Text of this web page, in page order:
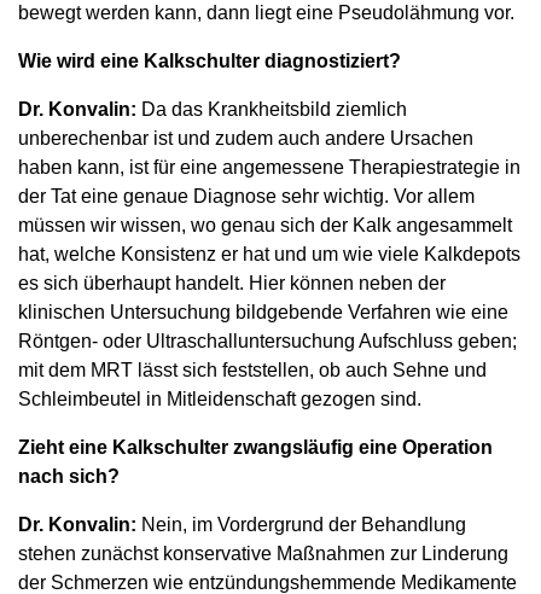
bewegt werden kann, dann liegt eine Pseudolähmung vor.
Wie wird eine Kalkschulter diagnostiziert?
Dr. Konvalin: Da das Krankheitsbild ziemlich
unberechenbar ist und zudem auch an­de­re Ursachen
haben kann, ist für eine angemessene Therapiestrategie in
der Tat eine genaue Diagnose sehr wichtig. Vor allem
müssen wir wissen, wo genau sich der Kalk angesammelt
hat, welche Konsistenz er hat und um wie viele Kalkdepots
es sich überhaupt handelt. Hier können neben der
klinischen Untersuchung bildgebende Verfahren wie eine
Röntgen- oder Ultraschalluntersuchung Aufschluss geben;
mit dem MRT lässt sich feststellen, ob auch Sehne und
Schleimbeutel in Mitleidenschaft gezogen sind.
Zieht eine Kalkschulter zwangs­läufig eine Operation
nach sich?
Dr. Konvalin: Nein, im Vordergrund der Behandlung
stehen zunächst konservative Maßnahmen zur Linderung
der Schmerzen wie entzündungshemmende Medikamente